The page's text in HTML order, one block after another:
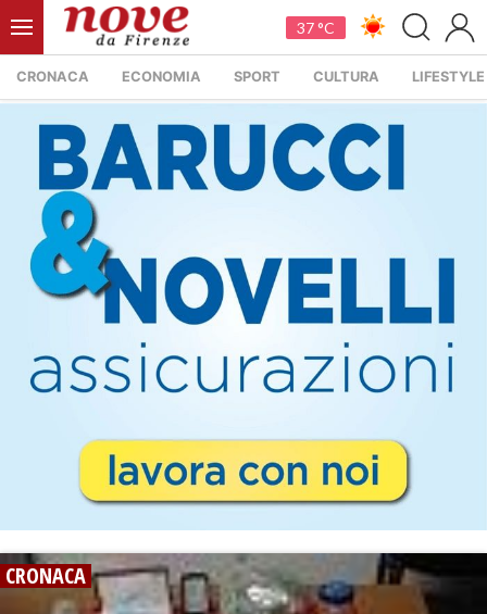
37 °C
CRONACA ECONOMIA SPORT CULTURA LIFESTYLE
CRONACA